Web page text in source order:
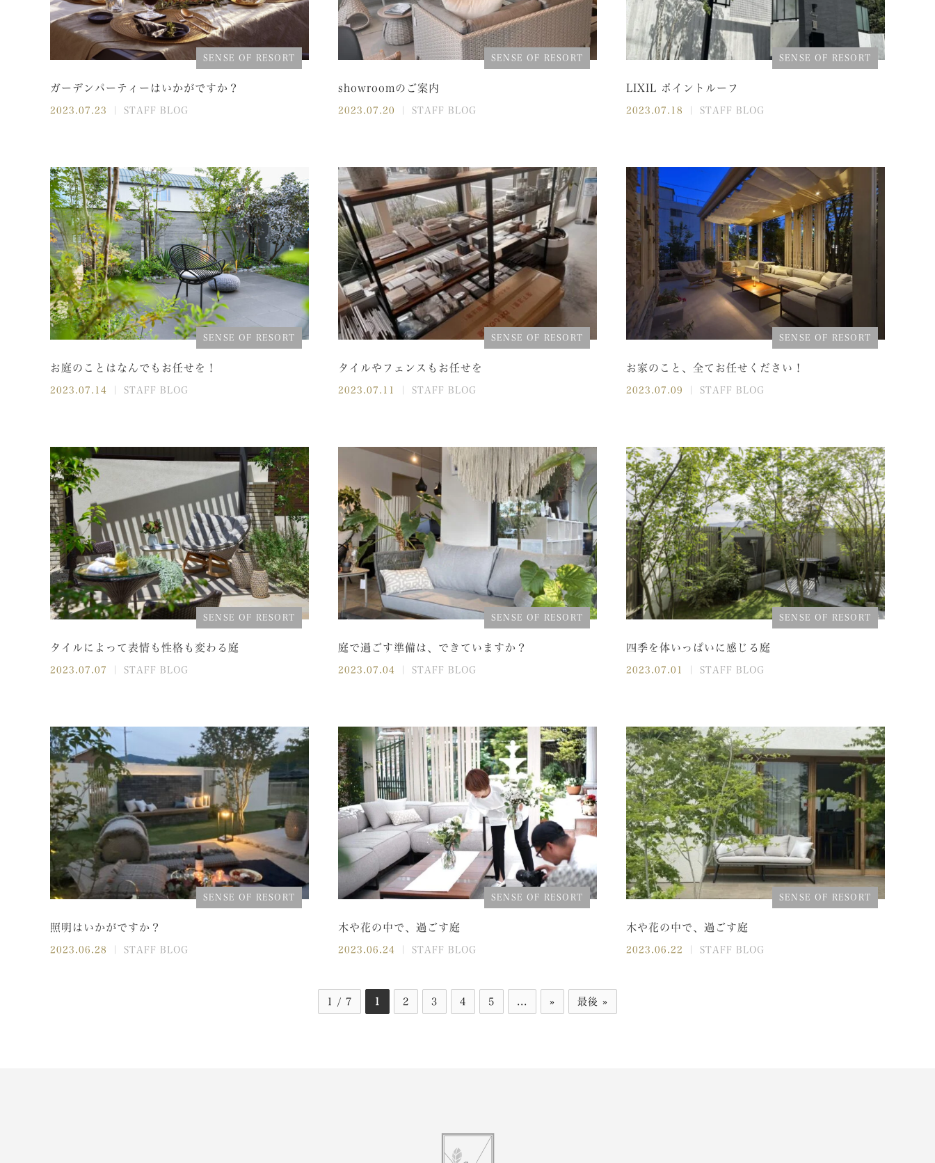
SENSE OF RESORT
ガーデンパーティーはいかがですか？
2023.07.23 ｜ STAFF BLOG
SENSE OF RESORT
showroomのご案内
2023.07.20 ｜ STAFF BLOG
SENSE OF RESORT
LIXIL ポイントルーフ
2023.07.18 ｜ STAFF BLOG
SENSE OF RESORT
お庭のことはなんでもお任せを！
2023.07.14 ｜ STAFF BLOG
SENSE OF RESORT
タイルやフェンスもお任せを
2023.07.11 ｜ STAFF BLOG
SENSE OF RESORT
お家のこと、全てお任せください！
2023.07.09 ｜ STAFF BLOG
SENSE OF RESORT
タイルによって表情も性格も変わる庭
2023.07.07 ｜ STAFF BLOG
SENSE OF RESORT
庭で過ごす準備は、できていますか？
2023.07.04 ｜ STAFF BLOG
SENSE OF RESORT
四季を体いっぱいに感じる庭
2023.07.01 ｜ STAFF BLOG
SENSE OF RESORT
照明はいかがですか？
2023.06.28 ｜ STAFF BLOG
SENSE OF RESORT
木や花の中で、過ごす庭
2023.06.24 ｜ STAFF BLOG
SENSE OF RESORT
木や花の中で、過ごす庭
2023.06.22 ｜ STAFF BLOG
1 / 7 1 2 3 4 5 ... » 最後 »